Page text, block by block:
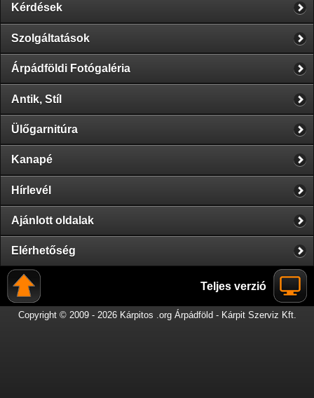
Kérdések
Szolgáltatások
Árpádföldi Fotógaléria
Antik, Stíl
Ülőgarnitúra
Kanapé
Hírlevél
Ajánlott oldalak
Elérhetőség
Teljes verzió
Copyright © 2009 - 2026 Kárpitos .org Árpádföld - Kárpit Szerviz Kft.